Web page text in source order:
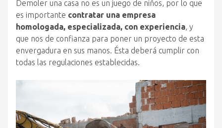
Demoler una casa no es un juego de niños, por lo que
es importante contratar una empresa
homologada, especializada, con experiencia, y
que nos de confianza para poner un proyecto de esta
envergadura en sus manos. Ésta deberá cumplir con
todas las regulaciones establecidas.